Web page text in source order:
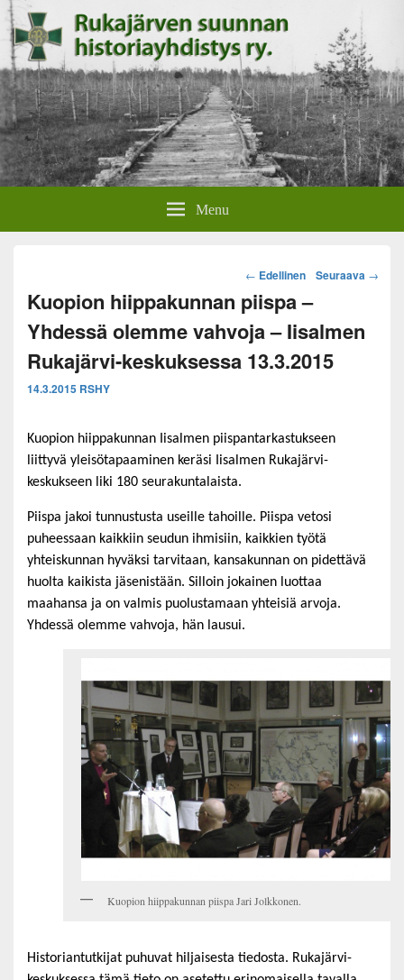
Rukajärven suunnan
historiayhdistys
Menu
Post
navigation
← Edellinen Seuraava →
Kuopion hiippakunnan piispa –
Yhdessä olemme vahvoja – Iisalmen
Rukajärvi-keskuksessa 13.3.2015
14.3.2015 RSHY
Kuopion hiippakunnan Iisalmen piispantarkastukseen
liittyvä yleisötapaaminen keräsi Iisalmen Rukajärvi-
keskukseen liki 180 seurakuntalaista.
Piispa jakoi tunnustusta useille tahoille. Piispa vetosi
puheessaan kaikkiin seudun ihmisiin, kaikkien työtä
yhteiskunnan hyväksi tarvitaan, kansakunnan on pidettävä
huolta kaikista jäsenistään. Silloin jokainen luottaa
maahansa ja on valmis puolustamaan yhteisiä arvoja.
Yhdessä olemme vahvoja, hän lausui.
Kuopion hiippakunnan piispa Jari Jolkkonen.
Historiantutkijat puhuvat hiljaisesta tiedosta. Rukajärvi-